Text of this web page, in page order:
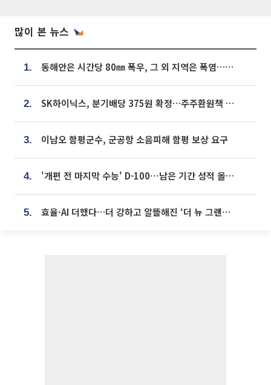
많이 본 뉴스
1. 동해안은 시간당 80㎜ 폭우, 그 외 지역은 폭염…‘극과 극 날씨’
2. SK하이닉스, 분기배당 375원 확정…주주환원책 9월로 앞당겨 발표
3. 이남오 함평군수, 군공항 소음피해 함평 보상 요구
4. '개편 전 마지막 수능' D-100⋯남은 기간 성적 올릴 전략은
5. 효율·AI 더했다…더 강하고 알뜰해진 ‘더 뉴 그랜저 하이브리드’ [ET의 모빌리티]